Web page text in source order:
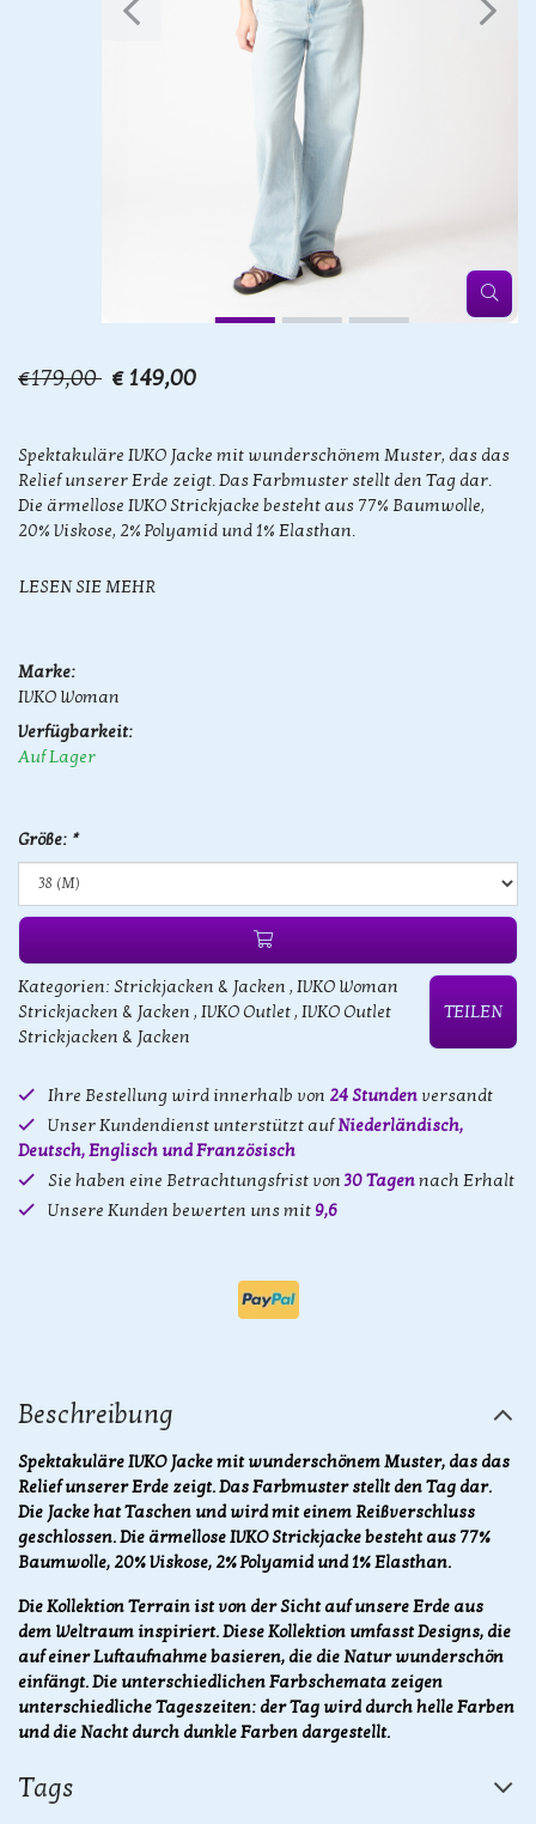
€179,00 € 149,00
Spektakuläre IVKO Jacke mit wunderschönem Muster, das das
Relief unserer Erde zeigt. Das Farbmuster stellt den Tag dar.
Die ärmellose IVKO Strickjacke besteht aus 77% Baumwolle,
20% Viskose, 2% Polyamid und 1% Elasthan.
LESEN SIE MEHR
Marke:
IVKO Woman
Verfügbarkeit:
Auf Lager
Größe: *
Kategorien: Strickjacken & Jacken , IVKO Woman
Strickjacken & Jacken , IVKO Outlet, IVKO Outlet
Strickjacken & Jacken
TEILEN
Ihre Bestellung wird innerhalb von 24 Stunden versandt
Unser Kundendienst unterstützt aufNiederländisch,
Deutsch, Englisch und Französisch
Sie haben eine Betrachtungsfrist von30 Tagennach Erhalt
Unsere Kunden bewerten uns mit 9,6
Beschreibung
Spektakuläre IVKO Jacke mit wunderschönem Muster, das das
Relief unserer Erde zeigt. Das Farbmuster stellt den Tag dar.
Die Jacke hat Taschen und wird mit einem Reißverschluss
geschlossen. Die ärmellose IVKO Strickjacke besteht aus 77%
Baumwolle, 20% Viskose, 2% Polyamid und 1% Elasthan.
Die Kollektion Terrain ist von der Sicht auf unsere Erde aus
dem Weltraum inspiriert. Diese Kollektion umfasst Designs, die
auf einer Luftaufnahme basieren, die die Natur wunderschön
einfängt. Die unterschiedlichen Farbschemata zeigen
unterschiedliche Tageszeiten: der Tag wird durch helle Farben
und die Nacht durch dunkle Farben dargestellt.
Tags